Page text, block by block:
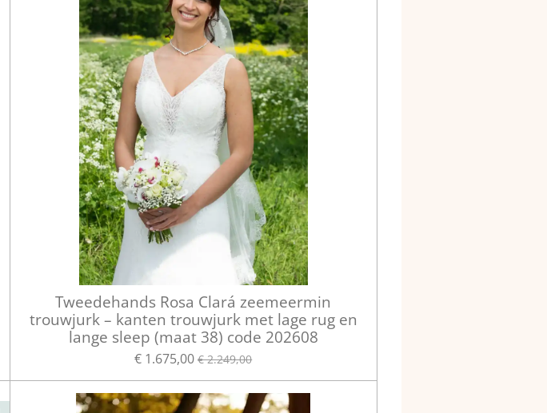
Tweedehands Rosa Clará zeemeermin
trouwjurk – kanten trouwjurk met lage rug en
lange sleep (maat 38) code 202608
€ 1.675,00 € 2.249,00